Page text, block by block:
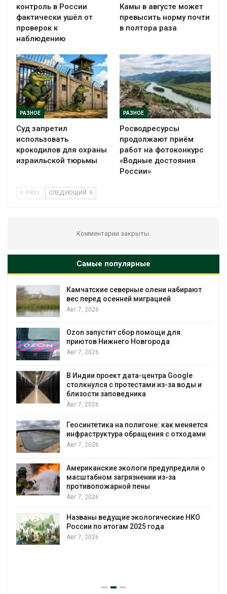
контроль в России
фактически ушёл от
проверок к
наблюдению
Камы в августе может
превысить норму почти
в полтора раза
РАЗНОЕ
Суд запретил
использовать
крокодилов для охраны
израильской тюрьмы
РАЗНОЕ
Росводресурсы
продолжают приём
работ на фотоконкурс
«Водные достояния
России»
PREV СЛЕДУЮЩИЙ
Комментарии закрыты.
Самые популярные
Камчатские северные олени набирают
вес перед осенней миграцией
Авг 7, 2026
Ozon запустит сбор помощи для
приютов Нижнего Новгорода
Авг 7, 2026
В Индии проект дата-центра Google
столкнулся с протестами из-за воды и
близости заповедника
Авг 7, 2026
Геосинтетика на полигоне: как меняется
инфраструктура обращения с отходами
Авг 7, 2026
Американские экологи предупредили о
масштабном загрязнении из-за
противопожарной пены
Авг 7, 2026
Названы ведущие экологические НКО
России по итогам 2025 года
Авг 7, 2026